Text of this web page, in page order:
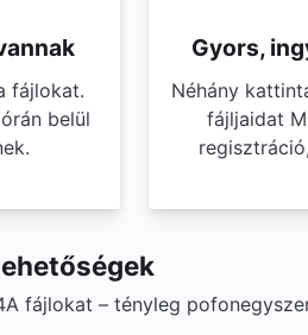
fájlokat.
belül
Gyors,
Néhány
fájljaidat
fájlokat – tényleg